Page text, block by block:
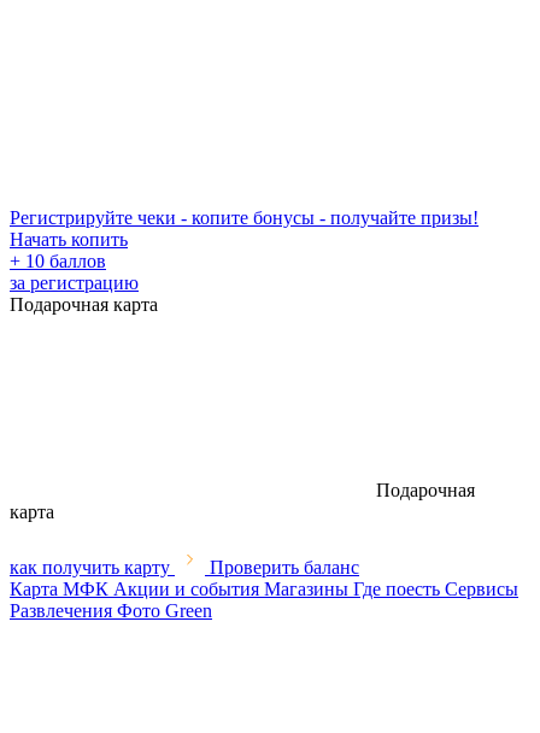
Регистрируйте чеки - копите бонусы - получайте призы!
Начать копить
+ 10 баллов
за регистрацию
Подарочная карта
Подарочная
карта
как получить карту
Проверить баланс
Карта МФК Акции и события Магазины Где поесть Сервисы
Развлечения Фото Green